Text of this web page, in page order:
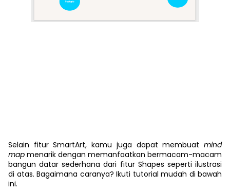
Selain fitur SmartArt, kamu juga dapat membuat mind
map menarik dengan memanfaatkan bermacam-macam
bangun datar sederhana dari fitur Shapes seperti ilustrasi
di atas. Bagaimana caranya? Ikuti tutorial mudah di bawah
ini.